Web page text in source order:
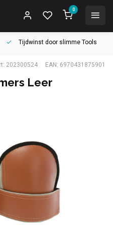
0
Tijdwinst door slimme Tools
202300524 EAN: 6970431875901
Leer